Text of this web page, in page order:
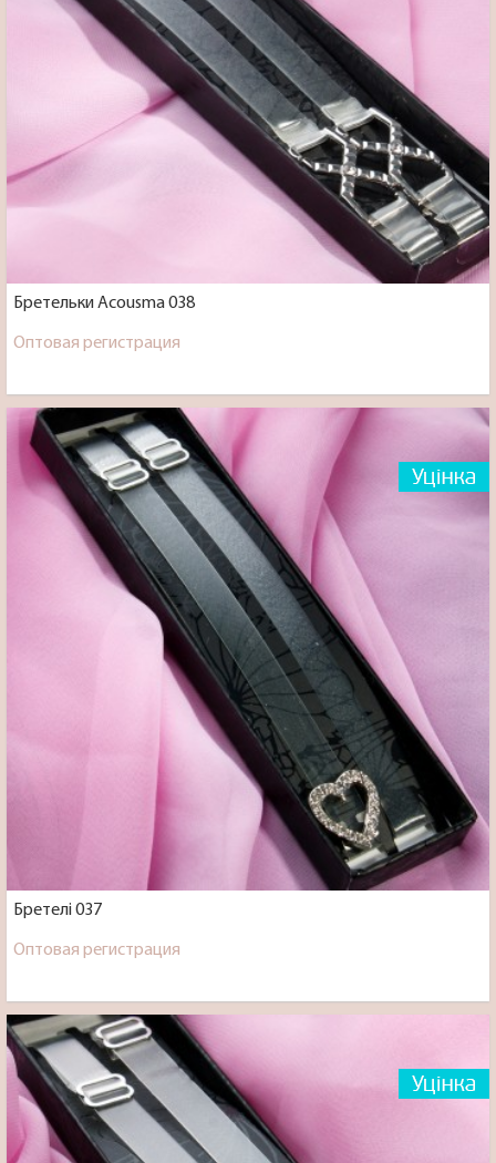
Бретельки Acousma 038
Оптовая регистрация
Бретелі 037
Оптовая регистрация